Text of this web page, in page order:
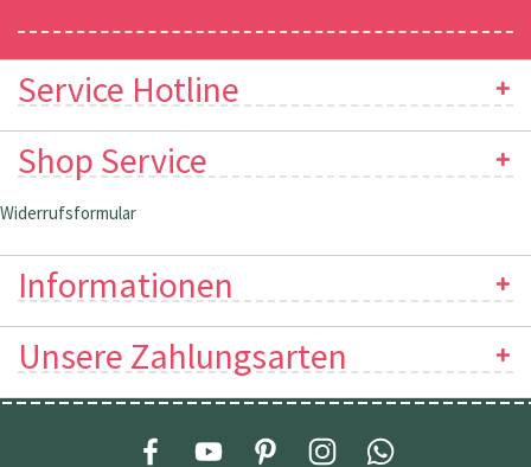
Service Hotline
Shop Service
Widerrufsformular
Informationen
Unsere Zahlungsarten